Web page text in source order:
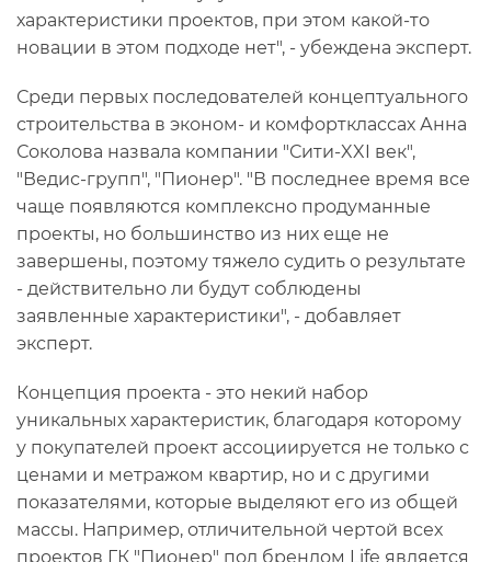
характеристики проектов, при этом какой-то
новации в этом подходе нет", - убеждена эксперт.
Среди первых последователей концептуального
строительства в эконом- и комфортклассах Анна
Соколова назвала компании "Сити-XXI век",
"Ведис-групп", "Пионер". "В последнее время все
чаще появляются комплексно продуманные
проекты, но большинство из них еще не
завершены, поэтому тяжело судить о результате
- действительно ли будут соблюдены
заявленные характеристики", - добавляет
эксперт.
Концепция проекта - это некий набор
уникальных характеристик, благодаря которому
у покупателей проект ассоциируется не только с
ценами и метражом квартир, но и с другими
показателями, которые выделяют его из общей
массы. Например, отличительной чертой всех
проектов ГК "Пионер" под брендом Life является